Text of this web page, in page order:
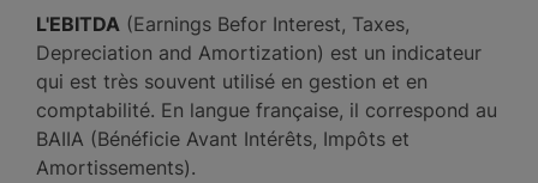
L'EBITDA (Earnings Befor Interest, Taxes,
Depreciation and Amortization) est un indicateur
qui est très souvent utilisé en gestion et en
comptabilité. En langue française, il correspond au
BAIIA (Bénéficie Avant Intérêts, Impôts et
Amortissements).